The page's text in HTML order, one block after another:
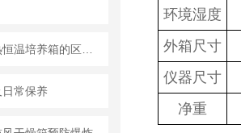
常保养
环境湿度
外箱尺寸
仪器尺寸
净重